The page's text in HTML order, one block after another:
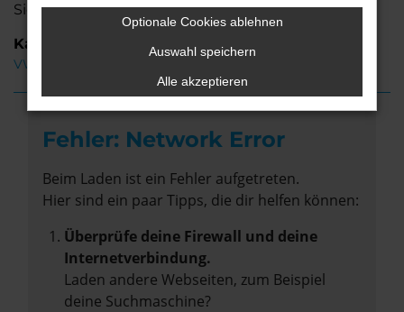
Sie!
Kategorie
VW Arteon Gebrauchtwagen Oldenburg
Fehler: Network Error
Beim Laden ist ein Fehler aufgetreten.
Hier sind ein paar Tipps, die dir helfen können:
Überprüfe deine Firewall und deine
Internetverbindung.
Laden andere Webseiten, zum Beispiel
deine Suchmaschine?
Optionale Cookies ablehnen
Auswahl speichern
Alle akzeptieren